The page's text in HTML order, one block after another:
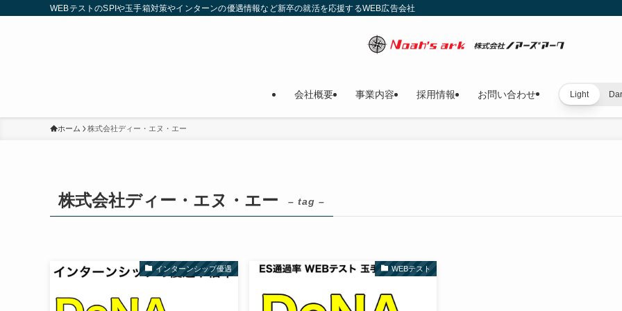
WEBテストのSPIや玉手箱対策やインターンの優遇情報など新卒の就活を応援するWEB広告会社
会社概要 事業内容 採用情報 お問い合わせ Light
ホーム 株式会社ディー・エヌ・エー
株式会社ディー・エヌ・エー – tag –
インターンシップ優遇 WEBテスト